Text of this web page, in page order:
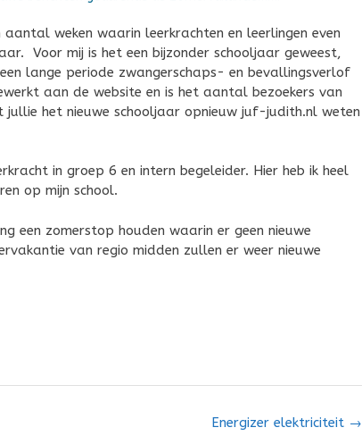
weken waarin leerkrachten en leerlingen even
Voor mij is het een bijzonder schooljaar geweest,
lange periode zwangerschaps- en bevallingsverlof
aan de website en is het aantal bezoekers van
het nieuwe schooljaar opnieuw juf-judith.nl weten
in groep 6 en intern begeleider. Hier heb ik heel
op mijn school.
een zomerstop houden waarin er geen nieuwe
van regio midden zullen er weer nieuwe
Energizer elektriciteit →